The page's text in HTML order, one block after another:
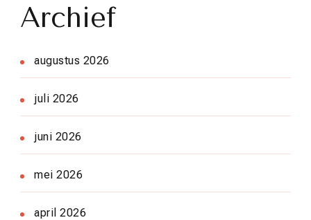
Archief
augustus 2026
juli 2026
juni 2026
mei 2026
april 2026